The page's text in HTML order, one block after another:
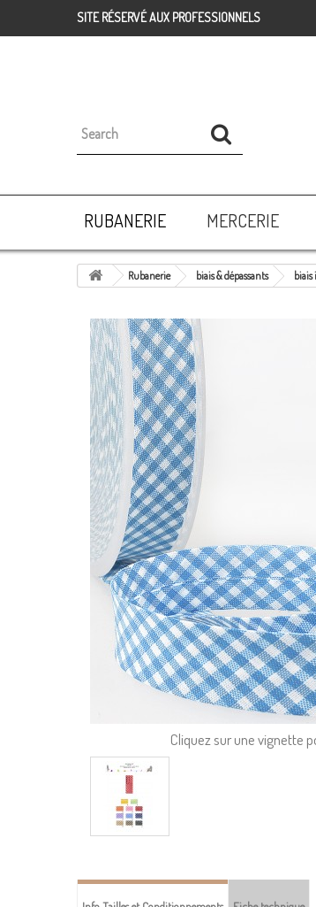
SITE RÉSERVÉ AUX PROFESSIONNELS
RUBANERIE MERCERIE
Rubanerie biais & dépassants
Cliquez sur une vignette